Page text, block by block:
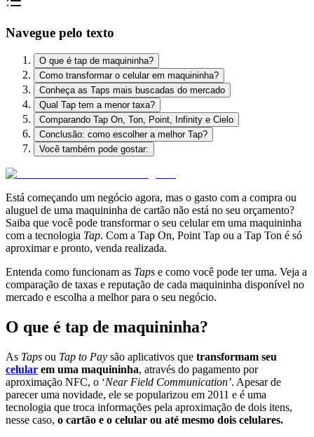
Navegue pelo texto
O que é tap de maquininha?
Como transformar o celular em maquininha?
Conheça as Taps mais buscadas do mercado
Qual Tap tem a menor taxa?
Comparando Tap On, Ton, Point, Infinity e Cielo
Conclusão: como escolher a melhor Tap?
Você também pode gostar:
Está começando um negócio agora, mas o gasto com a compra ou
aluguel de uma maquininha de cartão não está no seu orçamento?
Saiba que você pode transformar o seu celular em uma maquininha
com a tecnologia Tap. Com a Tap On, Point Tap ou a Tap Ton é só
aproximar e pronto, venda realizada.
Entenda como funcionam as Taps e como você pode ter uma. Veja a
comparação de taxas e reputação de cada maquininha disponível no
mercado e escolha a melhor para o seu negócio.
O que é tap de maquininha?
As Taps ou Tap to Pay são aplicativos que transformam seu
celular em uma maquininha, através do pagamento por
aproximação NFC, o ‘Near Field Communication’. Apesar de
parecer uma novidade, ele se popularizou em 2011 e é uma
tecnologia que troca informações pela aproximação de dois itens,
nesse caso, o cartão e o celular ou até mesmo dois celulares.